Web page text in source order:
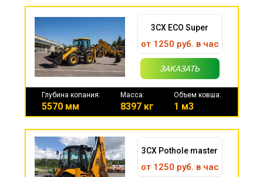
3CX ECO Super
от 1250 руб. в час
ЗАКАЗАТЬ
Глубина копания:
5570 мм
Масса:
8397 кг
Объем ковша:
1 м3
3CX Pothole master
от 1250 руб. в час